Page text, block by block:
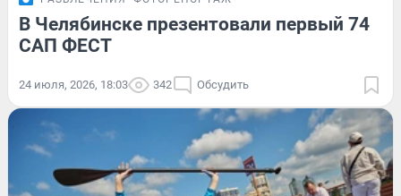
В Челябинске презентовали первый 74
САП ФЕСТ
24 июля, 2026, 18:03 342 Обсудить